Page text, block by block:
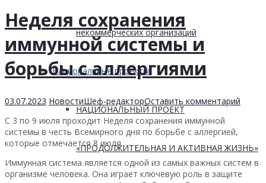
некоммерческих организаций
Национальные проекты
НАЦИОНАЛЬНЫЙ ПРОЕКТ
«ПРОДОЛЖИТЕЛЬНАЯ И АКТИВНАЯ ЖИЗНЬ»
Неделя сохранения
иммунной системы и
борьбы с аллергиями
03.07.2023 НовостиШеф-редакторОставить комментарий
С 3 по 9 июля проходит Неделя сохранения иммунной
системы в честь Всемирного дня по борьбе с аллергией,
которые отмечается 8 июля.
Иммунная система является одной из самых важных систем в
организме человека. Она играет ключевую роль в защите